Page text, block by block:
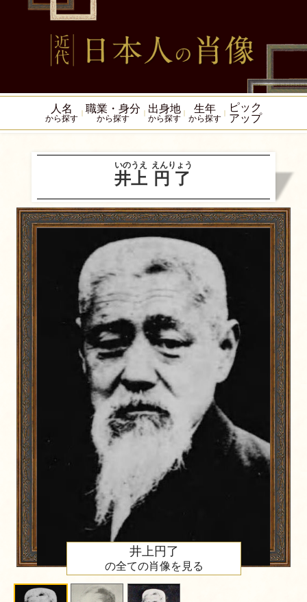
人名
から探す
職業・身分
から探す
出身地
から探す
生年
から探す
ピック
アップ
井上
いのうえ
円了
えんりょう
井上円了
の全ての肖像を見る